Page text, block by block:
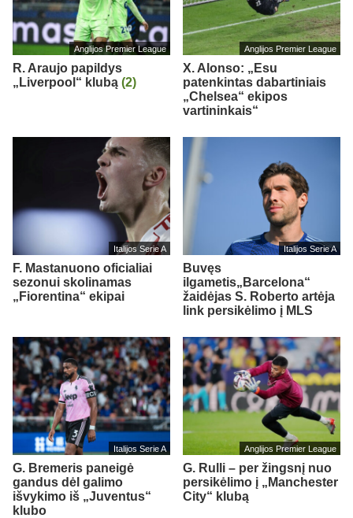
Anglijos Premier League
R. Araujo papildys
„Liverpool“ klubą (2)
Anglijos Premier League
X. Alonso: „Esu
patenkintas dabartiniais
„Chelsea“ ekipos
vartininkais“
Italijos Serie A
F. Mastanuono oficialiai
sezonui skolinamas
„Fiorentina“ ekipai
Italijos Serie A
Buvęs
ilgametis„Barcelona“
žaidėjas S. Roberto artėja
link persikėlimo į MLS
Italijos Serie A
G. Bremeris paneigė
gandus dėl galimo
išvykimo iš „Juventus“
klubo
Anglijos Premier League
G. Rulli – per žingsnį nuo
persikėlimo į „Manchester
City“ klubą